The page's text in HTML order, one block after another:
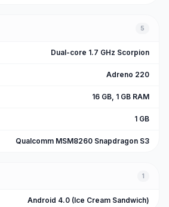
5
Dual-core 1.7 GHz Scorpion
Adreno 220
16 GB, 1 GB RAM
1 GB
Qualcomm MSM8260 Snapdragon S3
1
Android 4.0 (Ice Cream Sandwich)